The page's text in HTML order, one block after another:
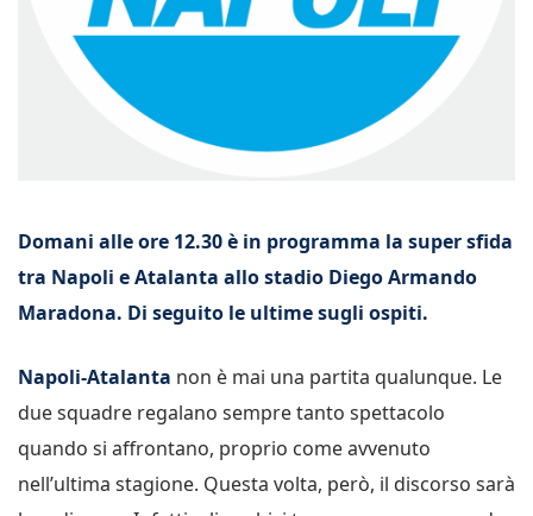
Domani alle ore 12.30 è in programma la super sfida
tra Napoli e Atalanta allo stadio Diego Armando
Maradona. Di seguito le ultime sugli ospiti.
Napoli-Atalanta non è mai una partita qualunque. Le
due squadre regalano sempre tanto spettacolo
quando si affrontano, proprio come avvenuto
nell’ultima stagione. Questa volta, però, il discorso sarà